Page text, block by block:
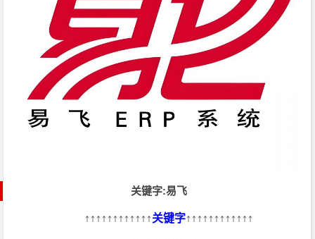
关键字:易飞
↑↑↑↑↑↑↑↑↑↑↑↑关键字↑↑↑↑↑↑↑↑↑↑↑↑